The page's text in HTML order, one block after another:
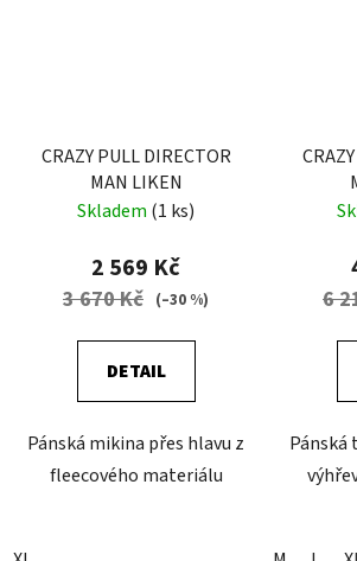
CRAZY PULL DIRECTOR
MAN LIKEN
Skladem (1 ks)
2 569 Kč
3 670 Kč (–30 %)
DETAIL
Pánská mikina přes hlavu z
fleecového materiálu
6
Pánská